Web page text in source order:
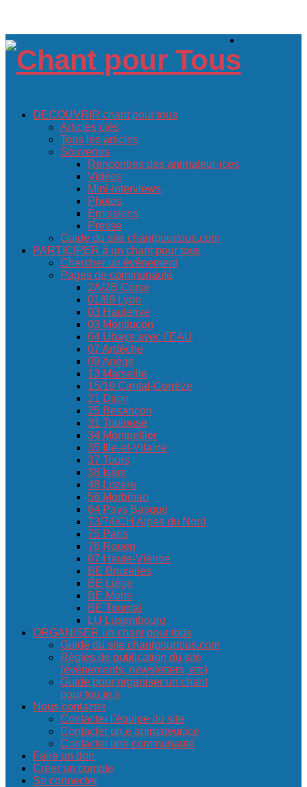
DECOUVRIR chant pour tous
Articles clés
Tous les articles
Souvenirs
Rencontres des animateur·ices
Vidéos
Mini-interviews
Photos
Émissions
Presse
Guide du site chantpourtous.com
PARTICIPER à un chant pour tous
Chercher un événement
Pages de communauté
2A/2B Corse
01/69 Lyon
03 Hauterive
03 Montluçon
04 Ubaye avec l’EAU
07 Ardèche
09 Ariège
13 Marseille
15/19 Cantal-Corrèze
21 Dijon
25 Besançon
31 Toulouse
34 Montpellier
35 Ille-et-Vilaine
37 Tours
38 Isère
48 Lozère
56 Morbihan
64 Pays Basque
73/74/CH Alpes du Nord
75 Paris
76 Rouen
87 Haute-Vienne
BE Bruxelles
BE Liège
BE Mons
BE Tournai
LU Luxembourg
ORGANISER un chant pour tous
Guide du site chantpourtous.com
Règles de publication du site
(événements, newsletters, etc)
Guide pour organiser un chant
pour tou.te.s
Nous contacter
Contacter l’équipe du site
Contacter un.e animateur.ice
Contacter une communauté
Faire un don
Créer un compte
Se connecter